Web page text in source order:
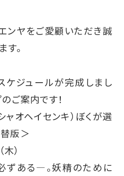
ンヤをご愛顧いただき誠
す。
ジュールが完成しまし
ご案内です！
オヘイセンキ）ぼくが選
版＞
）
ずある―。妖精のために